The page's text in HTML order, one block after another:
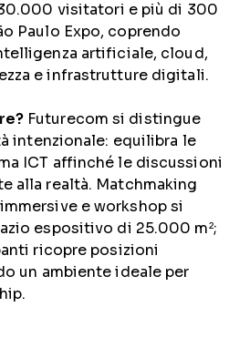
visitatori e più di 300
Paulo Expo, coprendo
artificiale, cloud,
e infrastrutture digitali.
Futurecom si distingue
intenzionale: equilibra le
ICT affinché le discussioni
alla realtà. Matchmaking
e workshop si
espositivo di 25.000 m²;
ricopre posizioni
un ambiente ideale per